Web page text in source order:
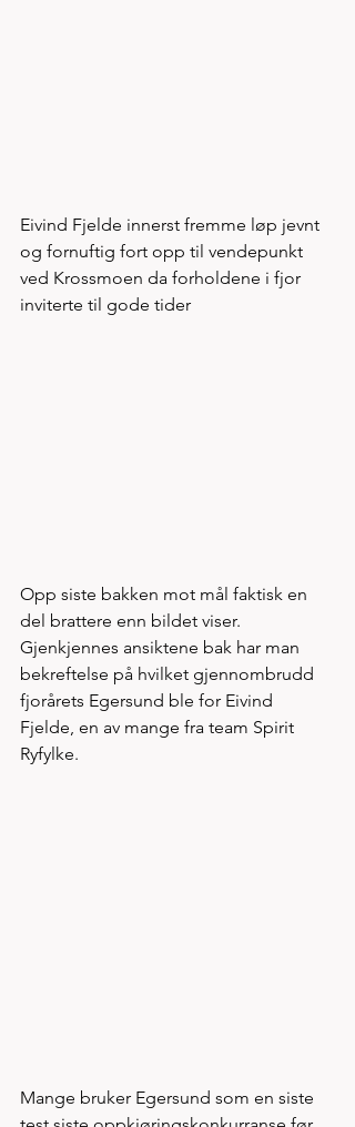
Eivind Fjelde innerst fremme løp jevnt
og fornuftig fort opp til vendepunkt
ved Krossmoen da forholdene i fjor
inviterte til gode tider
Opp siste bakken mot mål faktisk en
del brattere enn bildet viser.
Gjenkjennes ansiktene bak har man
bekreftelse på hvilket gjennombrudd
fjorårets Egersund ble for Eivind
Fjelde, en av mange fra team Spirit
Ryfylke.
Mange bruker Egersund som en siste